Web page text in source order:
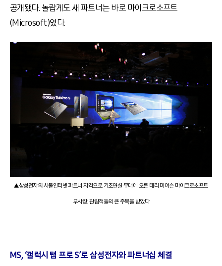
공개됐다. 놀랍게도 새 파트너는 바로 마이크로소프트
(Microsoft)였다.
▲삼성전자의 사물인터넷 파트너 자격으로 기조연설 무대에 오른 테리 미어슨 마이크로소프트
부사장. 관람객들의 큰 주목을 받았다
MS, ‘갤럭시 탭 프로 S’로 삼성전자와 파트너십 체결